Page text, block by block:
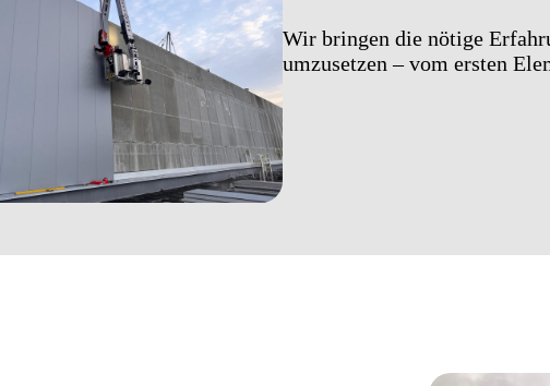
Wir bringen die nötige
umzusetzen – vom ersten